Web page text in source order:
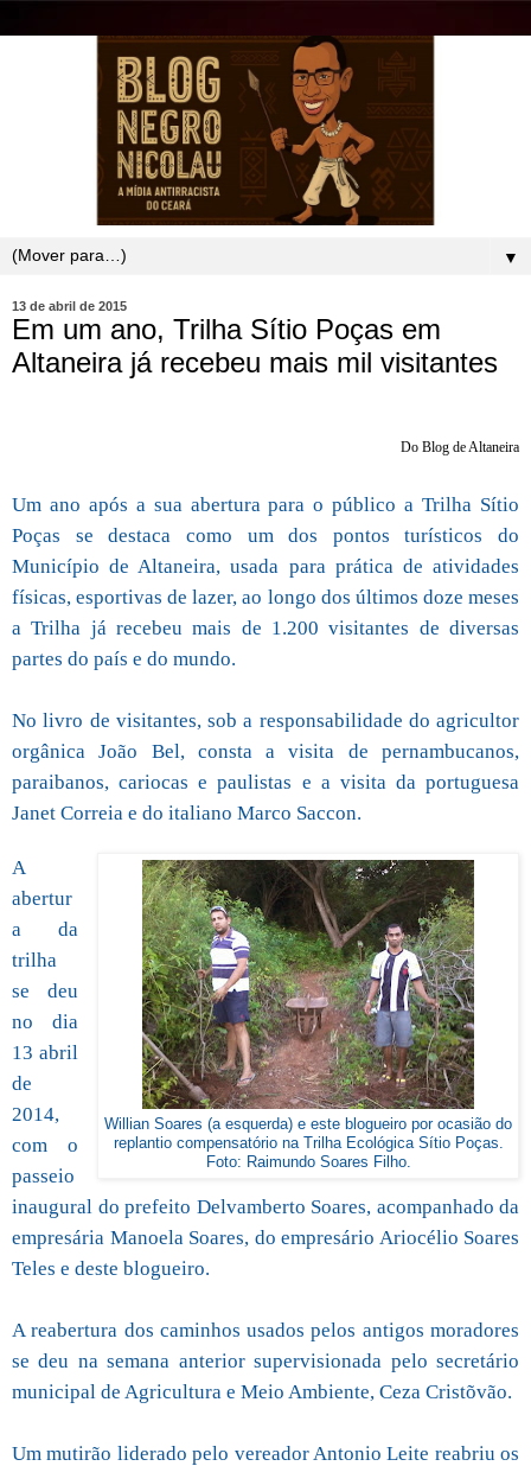
▼
13 de abril de 2015
Em um ano, Trilha Sítio Poças em
Altaneira já recebeu mais mil visitantes
Do Blog de Altaneira
Um ano após a sua abertura para o público a Trilha Sítio
Poças se destaca como um dos pontos turísticos do
Município de Altaneira, usada para prática de atividades
físicas, esportivas de lazer, ao longo dos últimos doze meses
a Trilha já recebeu mais de 1.200 visitantes de diversas
partes do país e do mundo.
No livro de visitantes, sob a responsabilidade do agricultor
orgânica João Bel, consta a visita de pernambucanos,
paraibanos, cariocas e paulistas e a visita da portuguesa
Janet Correia e do italiano Marco Saccon.
Willian Soares (a esquerda) e este blogueiro por ocasião do
replantio compensatório na Trilha Ecológica Sítio Poças.
Foto: Raimundo Soares Filho.
A
abertur
a da
trilha
se deu
no dia
13 abril
de
2014,
com o
passeio
inaugural do prefeito Delvamberto Soares, acompanhado da
empresária Manoela Soares, do empresário Ariocélio Soares
Teles e deste blogueiro.
A reabertura dos caminhos usados pelos antigos moradores
se deu na semana anterior supervisionada pelo secretário
municipal de Agricultura e Meio Ambiente, Ceza Cristõvão.
Um mutirão liderado pelo vereador Antonio Leite reabriu os